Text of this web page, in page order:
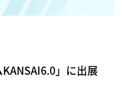
KANSAI6.0」に出展